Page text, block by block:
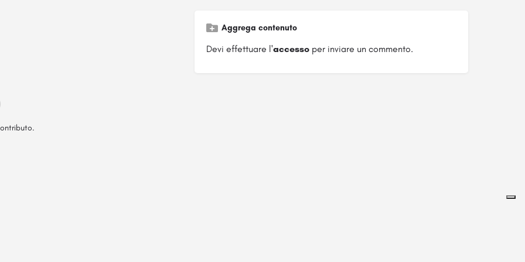
Aggrega contenuto
Devi effettuare l'accessoper inviare un commento.